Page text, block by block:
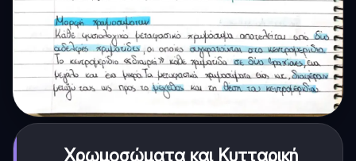
Χρωμοσώματα και Κυτταρική